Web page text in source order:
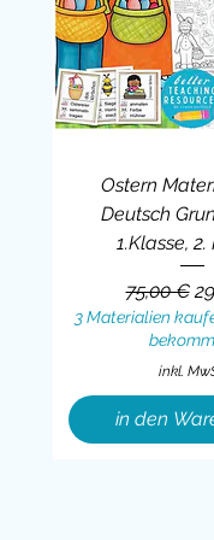
Ostern
Deutsch
1.Klasse,
75,00 €
3 Materialien
inkl.
in den